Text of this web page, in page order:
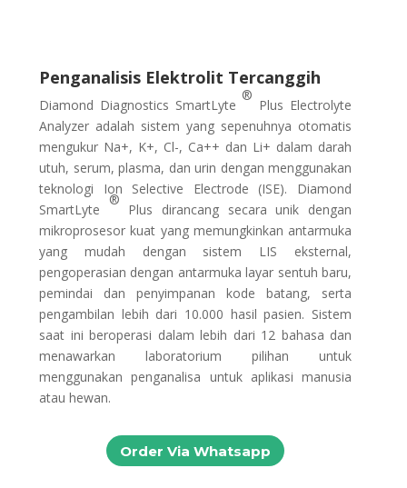
Penganalisis Elektrolit Tercanggih
Diamond Diagnostics SmartLyte
®
Plus Electrolyte
Analyzer adalah sistem yang sepenuhnya otomatis
mengukur Na+, K+, Cl-, Ca++ dan Li+ dalam darah
utuh, serum, plasma, dan urin dengan menggunakan
teknologi Ion Selective Electrode (ISE). Diamond
SmartLyte
®
Plus dirancang secara unik dengan
mikroprosesor kuat yang memungkinkan antarmuka
yang mudah dengan sistem LIS eksternal,
pengoperasian dengan antarmuka layar sentuh baru,
pemindai dan penyimpanan kode batang, serta
pengambilan lebih dari 10.000 hasil pasien. Sistem
saat ini beroperasi dalam lebih dari 12 bahasa dan
menawarkan laboratorium pilihan untuk
menggunakan penganalisa untuk aplikasi manusia
atau hewan.
Order Via Whatsapp